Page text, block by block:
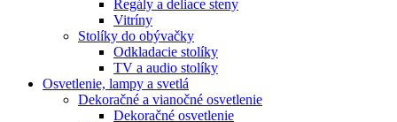
Regály a deliace steny
Vitríny
Stolíky do obývačky
Odkladacie stolíky
TV a audio stolíky
Osvetlenie, lampy a svetlá
Dekoračné a vianočné osvetlenie
Dekoračné osvetlenie